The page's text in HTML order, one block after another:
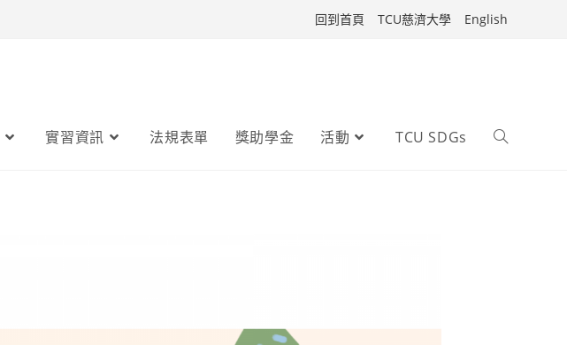
回到首頁 TCU慈濟大學 English
實習資訊 法規表單 獎助學金 活動 TCU SDGs